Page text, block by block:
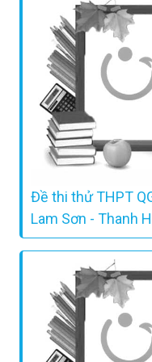
Đề thi thử THPT
Lam Sơn - Thanh
lời giải chi tiết